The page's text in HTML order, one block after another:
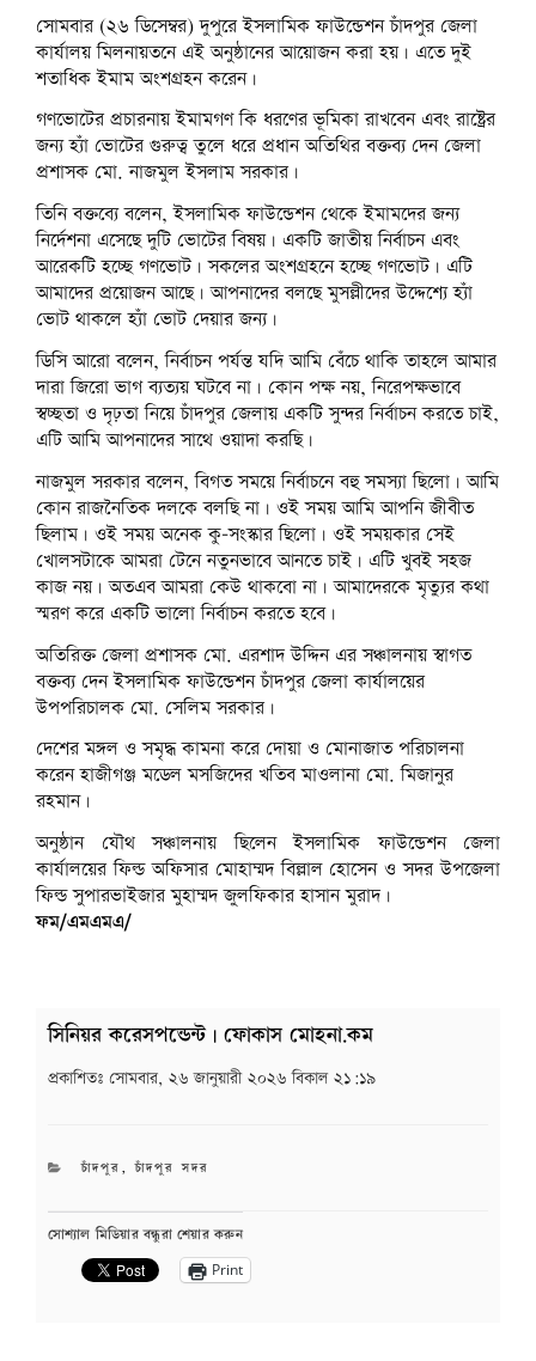
সোমবার (২৬ ডিসেম্বর) দুপুরে ইসলামিক ফাউন্ডেশন চাঁদপুর জেলা
কার্যালয় মিলনায়তনে এই অনুষ্ঠানের আয়োজন করা হয়। এতে দুই
শতাধিক ইমাম অংশগ্রহন করেন।
গণভোটের প্রচারনায় ইমামগণ কি ধরণের ভূমিকা রাখবেন এবং রাষ্ট্রের
জন্য হ্যাঁ ভোটের গুরুত্ব তুলে ধরে প্রধান অতিথির বক্তব্য দেন জেলা
প্রশাসক মো. নাজমুল ইসলাম সরকার।
তিনি বক্তব্যে বলেন, ইসলামিক ফাউন্ডেশন থেকে ইমামদের জন্য
নির্দেশনা এসেছে দুটি ভোটের বিষয়। একটি জাতীয় নির্বাচন এবং
আরেকটি হচ্ছে গণভোট। সকলের অংশগ্রহনে হচ্ছে গণভোট। এটি
আমাদের প্রয়োজন আছে। আপনাদের বলছে মুসল্লীদের উদ্দেশ্যে হ্যাঁ
ভোট থাকলে হ্যাঁ ভোট দেয়ার জন্য।
ডিসি আরো বলেন, নির্বাচন পর্যন্ত যদি আমি বেঁচে থাকি তাহলে আমার
দারা জিরো ভাগ ব্যত্যয় ঘটবে না। কোন পক্ষ নয়, নিরেপক্ষভাবে
স্বচ্ছতা ও দৃঢ়তা নিয়ে চাঁদপুর জেলায় একটি সুন্দর নির্বাচন করতে চাই,
এটি আমি আপনাদের সাথে ওয়াদা করছি।
নাজমুল সরকার বলেন, বিগত সময়ে নির্বাচনে বহু সমস্যা ছিলো। আমি
কোন রাজনৈতিক দলকে বলছি না। ওই সময় আমি আপনি জীবীত
ছিলাম। ওই সময় অনেক কু-সংস্কার ছিলো। ওই সময়কার সেই
খোলসটাকে আমরা টেনে নতুনভাবে আনতে চাই। এটি খুবই সহজ
কাজ নয়। অতএব আমরা কেউ থাকবো না। আমাদেরকে মৃত্যুর কথা
স্মরণ করে একটি ভালো নির্বাচন করতে হবে।
অতিরিক্ত জেলা প্রশাসক মো. এরশাদ উদ্দিন এর সঞ্চালনায় স্বাগত
বক্তব্য দেন ইসলামিক ফাউন্ডেশন চাঁদপুর জেলা কার্যালয়ের
উপপরিচালক মো. সেলিম সরকার।
দেশের মঙ্গল ও সমৃদ্ধ কামনা করে দোয়া ও মোনাজাত পরিচালনা
করেন হাজীগঞ্জ মডেল মসজিদের খতিব মাওলানা মো. মিজানুর
রহমান।
অনুষ্ঠান যৌথ সঞ্চালনায় ছিলেন ইসলামিক ফাউন্ডেশন জেলা
কার্যালয়ের ফিল্ড অফিসার মোহাম্মদ বিল্লাল হোসেন ও সদর উপজেলা
ফিল্ড সুপারভাইজার মুহাম্মদ জুলফিকার হাসান মুরাদ।
ফম/এমএমএ/
সিনিয়র করেসপন্ডেন্ট | ফোকাস মোহনা.কম
প্রকাশিতঃ সোমবার, ২৬ জানুয়ারী ২০২৬ বিকাল ২১:১৯
CATEGORIES
চাঁদপুর ,চাঁদপুর সদর
সোশ্যাল মিডিয়ার বন্ধুরা শেয়ার করুন
Print